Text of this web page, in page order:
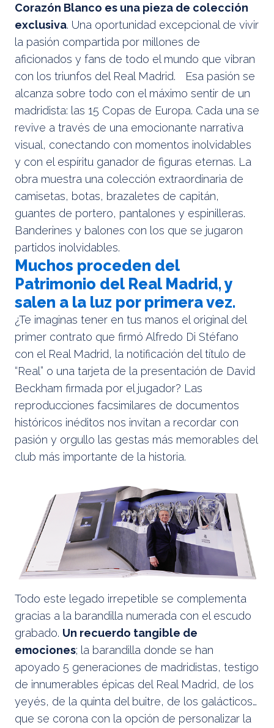
Corazón Blanco es una pieza de colección
exclusiva. Una oportunidad excepcional de vivir
la pasión compartida por millones de
aficionados y fans de todo el mundo que vibran
con los triunfos del Real Madrid. Esa pasión se
alcanza sobre todo con el máximo sentir de un
madridista: las 15 Copas de Europa. Cada una se
revive a través de una emocionante narrativa
visual, conectando con momentos inolvidables
y con el espíritu ganador de figuras eternas. La
obra muestra una colección extraordinaria de
camisetas, botas, brazaletes de capitán,
guantes de portero, pantalones y espinilleras.
Banderines y balones con los que se jugaron
partidos inolvidables.
Muchos proceden del
Patrimonio del Real Madrid, y
salen a la luz por primera vez.
¿Te imaginas tener en tus manos el original del
primer contrato que firmó Alfredo Di Stéfano
con el Real Madrid, la notificación del título de
“Real” o una tarjeta de la presentación de David
Beckham firmada por el jugador? Las
reproducciones facsimilares de documentos
históricos inéditos nos invitan a recordar con
pasión y orgullo las gestas más memorables del
club más importante de la historia.
Todo este legado irrepetible se complementa
gracias a la barandilla numerada con el escudo
grabado. Un recuerdo tangible de
emociones; la barandilla donde se han
apoyado 5 generaciones de madridistas, testigo
de innumerables épicas del Real Madrid, de los
yeyés, de la quinta del buitre, de los galácticos…
que se corona con la opción de personalizar la